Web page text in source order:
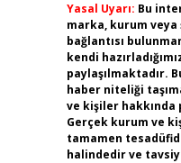
Yasal Uyarı: Bu
marka, kurum
bağlantısı
kendi
paylaşılmaktadır.
haber niteliği
ve kişiler hakkında
Gerçek kurum ve
tamamen
halindedir ve